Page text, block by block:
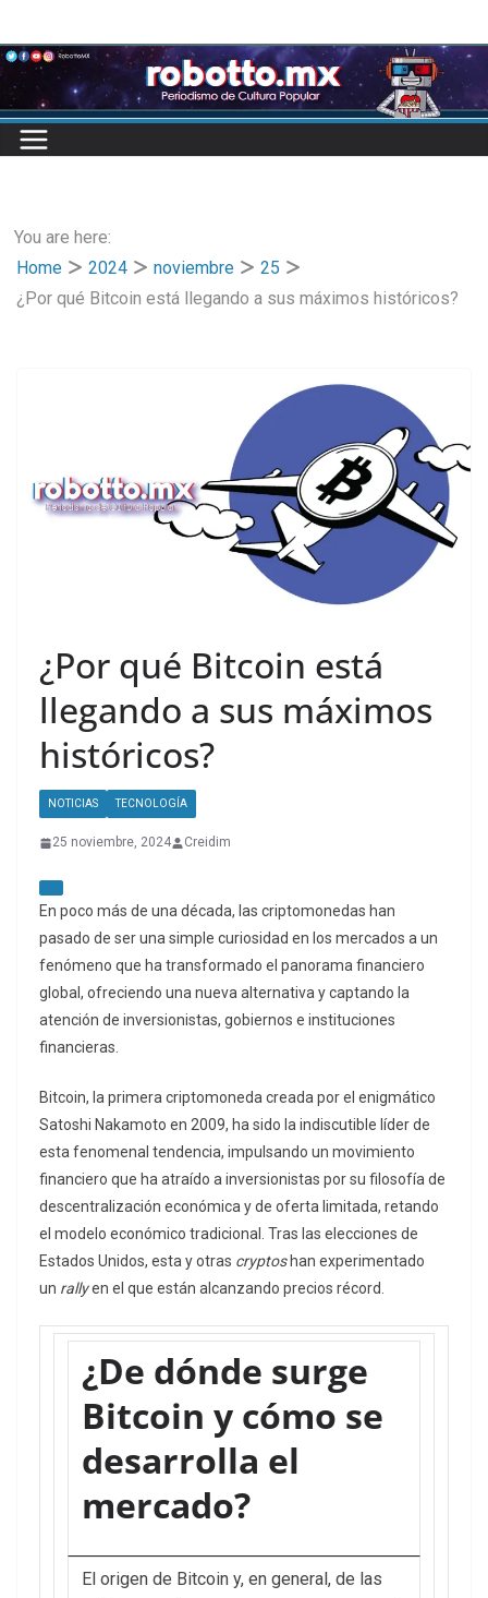
to
content
You are here:
Home
2024 noviembre
25
¿Por qué Bitcoin está llegando a sus máximos históricos?
¿Por qué Bitcoin está
llegando a sus máximos
históricos?
NOTICIAS TECNOLOGÍA
25 noviembre, 2024 Creidim
En poco más de una década, las criptomonedas han
pasado de ser una simple curiosidad en los mercados a un
fenómeno que ha transformado el panorama financiero
global, ofreciendo una nueva alternativa y captando la
atención de inversionistas, gobiernos e instituciones
financieras.
Bitcoin, la primera criptomoneda creada por el enigmático
Satoshi Nakamoto en 2009, ha sido la indiscutible líder de
esta fenomenal tendencia, impulsando un movimiento
financiero que ha atraído a inversionistas por su filosofía de
descentralización económica y de oferta limitada, retando
el modelo económico tradicional. Tras las elecciones de
Estados Unidos, esta y otras cryptoshan experimentado
un rallyen el que están alcanzando precios récord.
¿De dónde surge
Bitcoin y cómo se
desarrolla el
mercado?
El origen de Bitcoin y, en general, de las